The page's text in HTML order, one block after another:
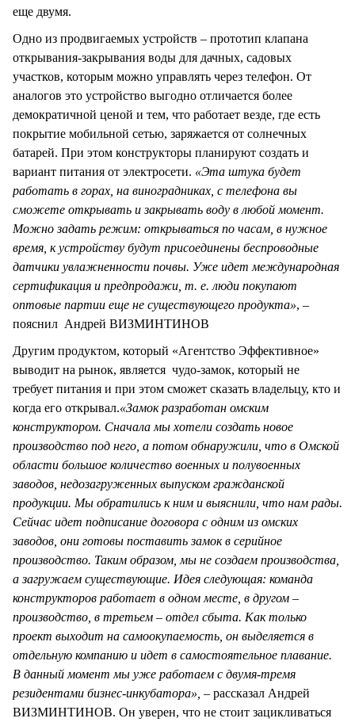
еще двумя.
Одно из продвигаемых устройств – прототип клапана
открывания-закрывания воды для дачных, садовых
участков, которым можно управлять через телефон. От
аналогов это устройство выгодно отличается более
демократичной ценой и тем, что работает везде, где есть
покрытие мобильной сетью, заряжается от солнечных
батарей. При этом конструкторы планируют создать и
вариант питания от электросети. «Эта штука будет
работать в горах, на виноградниках, с телефона вы
сможете открывать и закрывать воду в любой момент.
Можно задать режим: открываться по часам, в нужное
время, к устройству будут присоединены беспроводные
датчики увлажненности почвы. Уже идет международная
сертификация и предпродажи, т. е. люди покупают
оптовые партии еще не существующего продукта», –
пояснил Андрей ВИЗМИНТИНОВ
Другим продуктом, который «Агентство Эффективное»
выводит на рынок, является чудо-замок, который не
требует питания и при этом сможет сказать владельцу, кто и
когда его открывал.«Замок разработан омским
конструктором. Сначала мы хотели создать новое
производство под него, а потом обнаружили, что в Омской
области большое количество военных и полувоенных
заводов, недозагруженных выпуском гражданской
продукции. Мы обратились к ним и выяснили, что нам рады.
Сейчас идет подписание договора с одним из омских
заводов, они готовы поставить замок в серийное
производство. Таким образом, мы не создаем производства,
а загружаем существующие. Идея следующая: команда
конструкторов работает в одном месте, в другом –
производство, в третьем – отдел сбыта. Как только
проект выходит на самоокупаемость, он выделяется в
отдельную компанию и идет в самостоятельное плавание.
В данный момент мы уже работаем с двумя-тремя
резидентами бизнес-инкубатора», – рассказал Андрей
ВИЗМИНТИНОВ. Он уверен, что не стоит зацикливаться